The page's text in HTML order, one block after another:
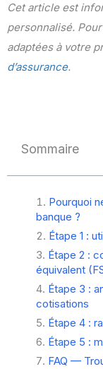
Cet article est
personnalisé.
adaptées à votre
d’assurance.
Sommaire
Pourquoi
banque ?
Étape 1 :
Étape 2 :
équivalent
Étape 3 :
cotisations
Étape 4 :
Étape 5 :
FAQ —